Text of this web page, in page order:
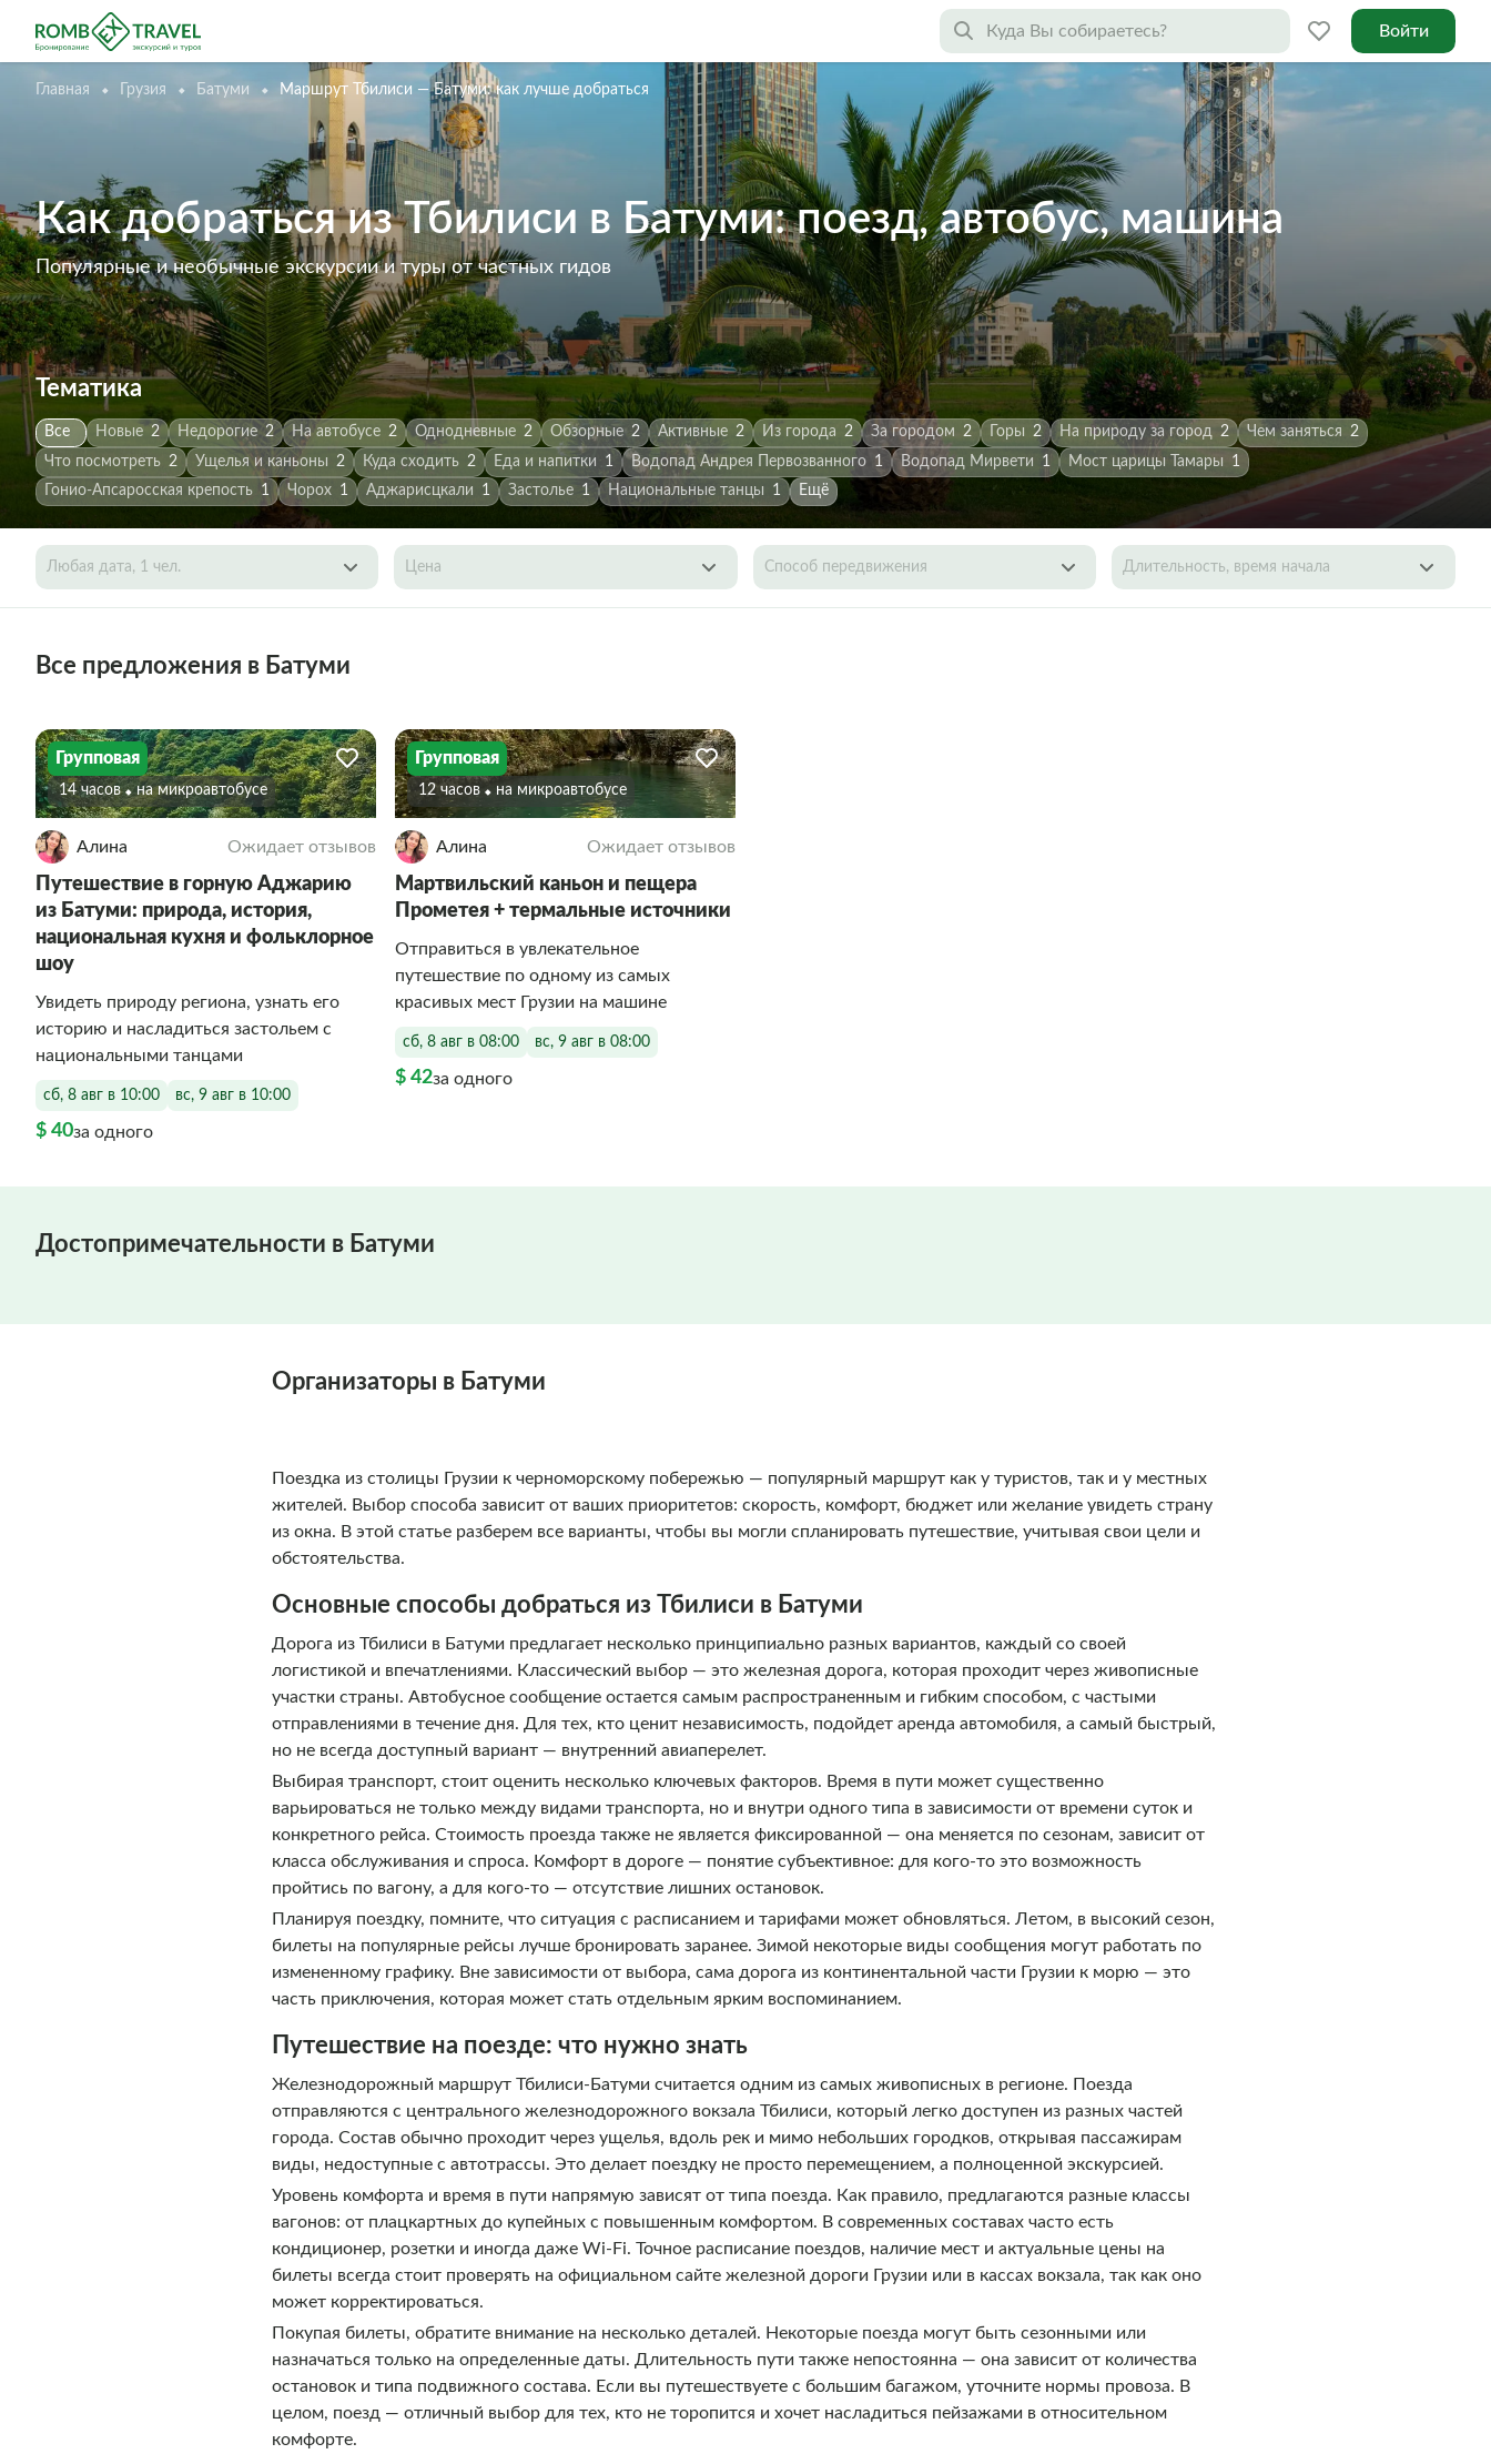
Войти
Главная Грузия Батуми Маршрут Тбилиси — Батуми: как лучше добраться
Как добраться из Тбилиси в Батуми: поезд, автобус, машина
Популярные и необычные экскурсии и туры от частных гидов
Тематика
Все Новые 2 Недорогие 2 На автобусе 2 Однодневные 2 Обзорные 2 Активные 2 Из города 2 За городом 2 Горы 2 На природу за город 2 Чем заняться 2
Что посмотреть 2 Ущелья и каньоны 2 Куда сходить 2 Еда и напитки 1 Водопад Андрея Первозванного 1 Водопад Мирвети 1 Мост царицы Тамары
1
Гонио-Апсаросская крепость 1 Чорох 1 Аджарисцкали 1 Застолье 1 Национальные танцы 1 Ещё
Любая дата, 1 чел. Цена Способ передвижения Длительность, время начала
Все предложения в Батуми
Групповая
14 часов На микроавтобусе
Алина Ожидает отзывов
Путешествие в горную Аджарию
из Батуми: природа, история,
национальная кухня и фольклорное
шоу
Увидеть природу региона, узнать его
историю и насладиться застольем с
национальными танцами
сб, 8 авг в 10:00 вс, 9 авг в 10:00
$ 40за одного
Групповая
12 часов На микроавтобусе
Алина Ожидает отзывов
Мартвильский каньон и пещера
Прометея + термальные источники
Отправиться в увлекательное
путешествие по одному из самых
красивых мест Грузии на машине
сб, 8 авг в 08:00 вс, 9 авг в 08:00
$ 42за одного
Достопримечательности в Батуми
Организаторы в Батуми
Поездка из столицы Грузии к черноморскому побережью — популярный маршрут как у туристов, так и у местных
жителей. Выбор способа зависит от ваших приоритетов: скорость, комфорт, бюджет или желание увидеть страну
из окна. В этой статье разберем все варианты, чтобы вы могли спланировать путешествие, учитывая свои цели и
обстоятельства.
Основные способы добраться из Тбилиси в Батуми
Дорога из Тбилиси в Батуми предлагает несколько принципиально разных вариантов, каждый со своей
логистикой и впечатлениями. Классический выбор — это железная дорога, которая проходит через живописные
участки страны. Автобусное сообщение остается самым распространенным и гибким способом, с частыми
отправлениями в течение дня. Для тех, кто ценит независимость, подойдет аренда автомобиля, а самый быстрый,
но не всегда доступный вариант — внутренний авиаперелет.
Выбирая транспорт, стоит оценить несколько ключевых факторов. Время в пути может существенно
варьироваться не только между видами транспорта, но и внутри одного типа в зависимости от времени суток и
конкретного рейса. Стоимость проезда также не является фиксированной — она меняется по сезонам, зависит от
класса обслуживания и спроса. Комфорт в дороге — понятие субъективное: для кого-то это возможность
пройтись по вагону, а для кого-то — отсутствие лишних остановок.
Планируя поездку, помните, что ситуация с расписанием и тарифами может обновляться. Летом, в высокий сезон,
билеты на популярные рейсы лучше бронировать заранее. Зимой некоторые виды сообщения могут работать по
измененному графику. Вне зависимости от выбора, сама дорога из континентальной части Грузии к морю — это
часть приключения, которая может стать отдельным ярким воспоминанием.
Путешествие на поезде: что нужно знать
Железнодорожный маршрут Тбилиси-Батуми считается одним из самых живописных в регионе. Поезда
отправляются с центрального железнодорожного вокзала Тбилиси, который легко доступен из разных частей
города. Состав обычно проходит через ущелья, вдоль рек и мимо небольших городков, открывая пассажирам
виды, недоступные с автотрассы. Это делает поездку не просто перемещением, а полноценной экскурсией.
Уровень комфорта и время в пути напрямую зависят от типа поезда. Как правило, предлагаются разные классы
вагонов: от плацкартных до купейных с повышенным комфортом. В современных составах часто есть
кондиционер, розетки и иногда даже Wi-Fi. Точное расписание поездов, наличие мест и актуальные цены на
билеты всегда стоит проверять на официальном сайте железной дороги Грузии или в кассах вокзала, так как оно
может корректироваться.
Покупая билеты, обратите внимание на несколько деталей. Некоторые поезда могут быть сезонными или
назначаться только на определенные даты. Длительность пути также непостоянна — она зависит от количества
остановок и типа подвижного состава. Если вы путешествуете с большим багажом, уточните нормы провоза. В
целом, поезд — отличный выбор для тех, кто не торопится и хочет насладиться пейзажами в относительном
комфорте.